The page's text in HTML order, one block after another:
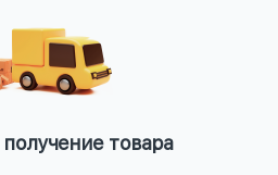
товара